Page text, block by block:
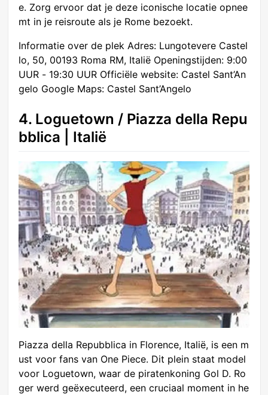
e. Zorg ervoor dat je deze iconische locatie opnee
mt in je reisroute als je Rome bezoekt.
Informatie over de plek Adres: Lungotevere Castel
lo, 50, 00193 Roma RM, Italië Openingstijden: 9:00
UUR - 19:30 UUR Officiële website: Castel Sant’An
gelo Google Maps: Castel Sant’Angelo
4. Loguetown / Piazza della Repu
bblica | Italië
Piazza della Repubblica in Florence, Italië, is een m
ust voor fans van One Piece. Dit plein staat model
voor Loguetown, waar de piratenkoning Gol D. Ro
ger werd geëxecuteerd, een cruciaal moment in he